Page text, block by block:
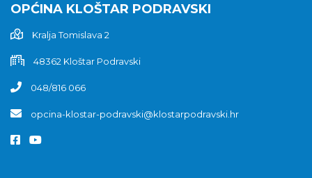
OPĆINA KLOŠTAR PODRAVSKI
Kralja Tomislava 2
48362 Kloštar Podravski
048/816 066
opcina-klostar-podravski@klostarpodravski.hr